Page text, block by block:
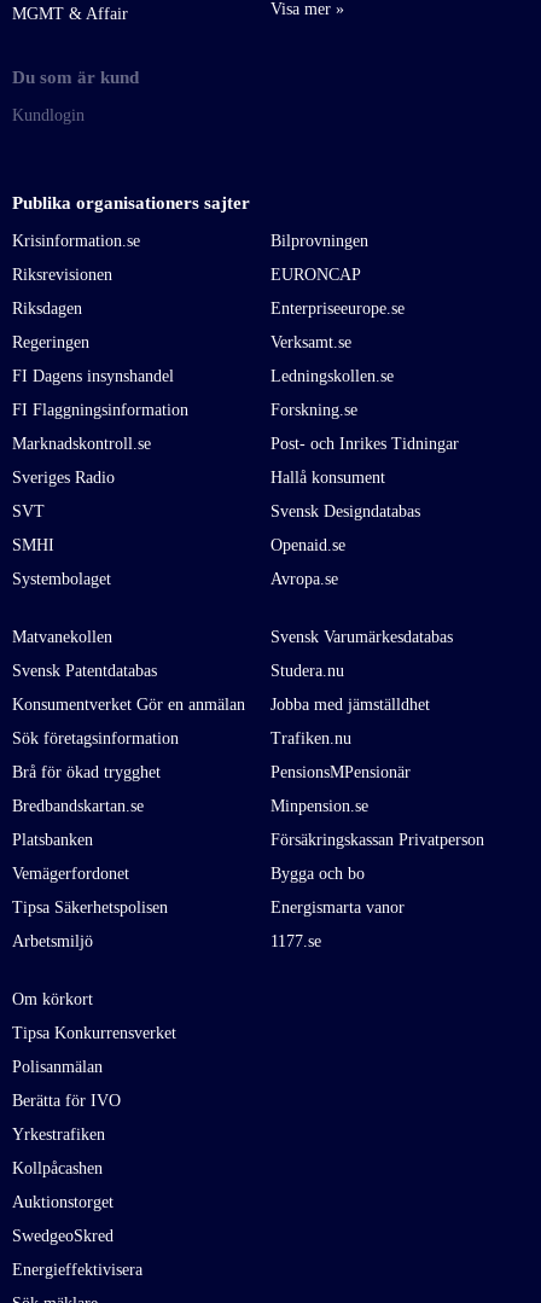
MGMT & Affair
Du som är kund
Kundlogin
Publika organisationers sajter
Krisinformation.se
Riksrevisionen
Riksdagen
Regeringen
FI Dagens insynshandel
FI Flaggningsinformation
Marknadskontroll.se
Sveriges Radio
SVT
SMHI
Systembolaget
Bilprovningen
EURONCAP
Enterpriseeurope.se
Verksamt.se
Ledningskollen.se
Forskning.se
Post- och Inrikes Tidningar
Hallå konsument
Svensk Designdatabas
Openaid.se
Avropa.se
Matvanekollen
Svensk Patentdatabas
Konsumentverket Gör en anmälan
Sök företagsinformation
Brå för ökad trygghet
Bredbandskartan.se
Platsbanken
Vemägerfordonet
Tipsa Säkerhetspolisen
Arbetsmiljö
Svensk Varumärkesdatabas
Studera.nu
Jobba med jämställdhet
Trafiken.nu
PensionsMPensionär
Minpension.se
Försäkringskassan Privatperson
Bygga och bo
Energismarta vanor
1177.se
Om körkort
Tipsa Konkurrensverket
Polisanmälan
Berätta för IVO
Yrkestrafiken
Kollpåcashen
Auktionstorget
SwedgeoSkred
Energieffektivisera